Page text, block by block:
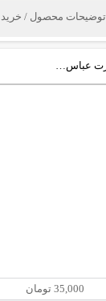
توضیحات محصول / خرید
طرح آماده بنر ولادت حضرت عباس psd
35,000 تومان